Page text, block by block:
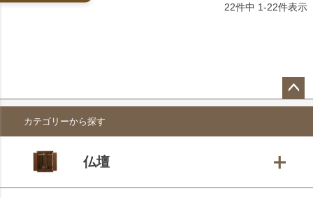
22件中 1-22件表示
ペー
ップ
カテゴリーから探す
仏壇